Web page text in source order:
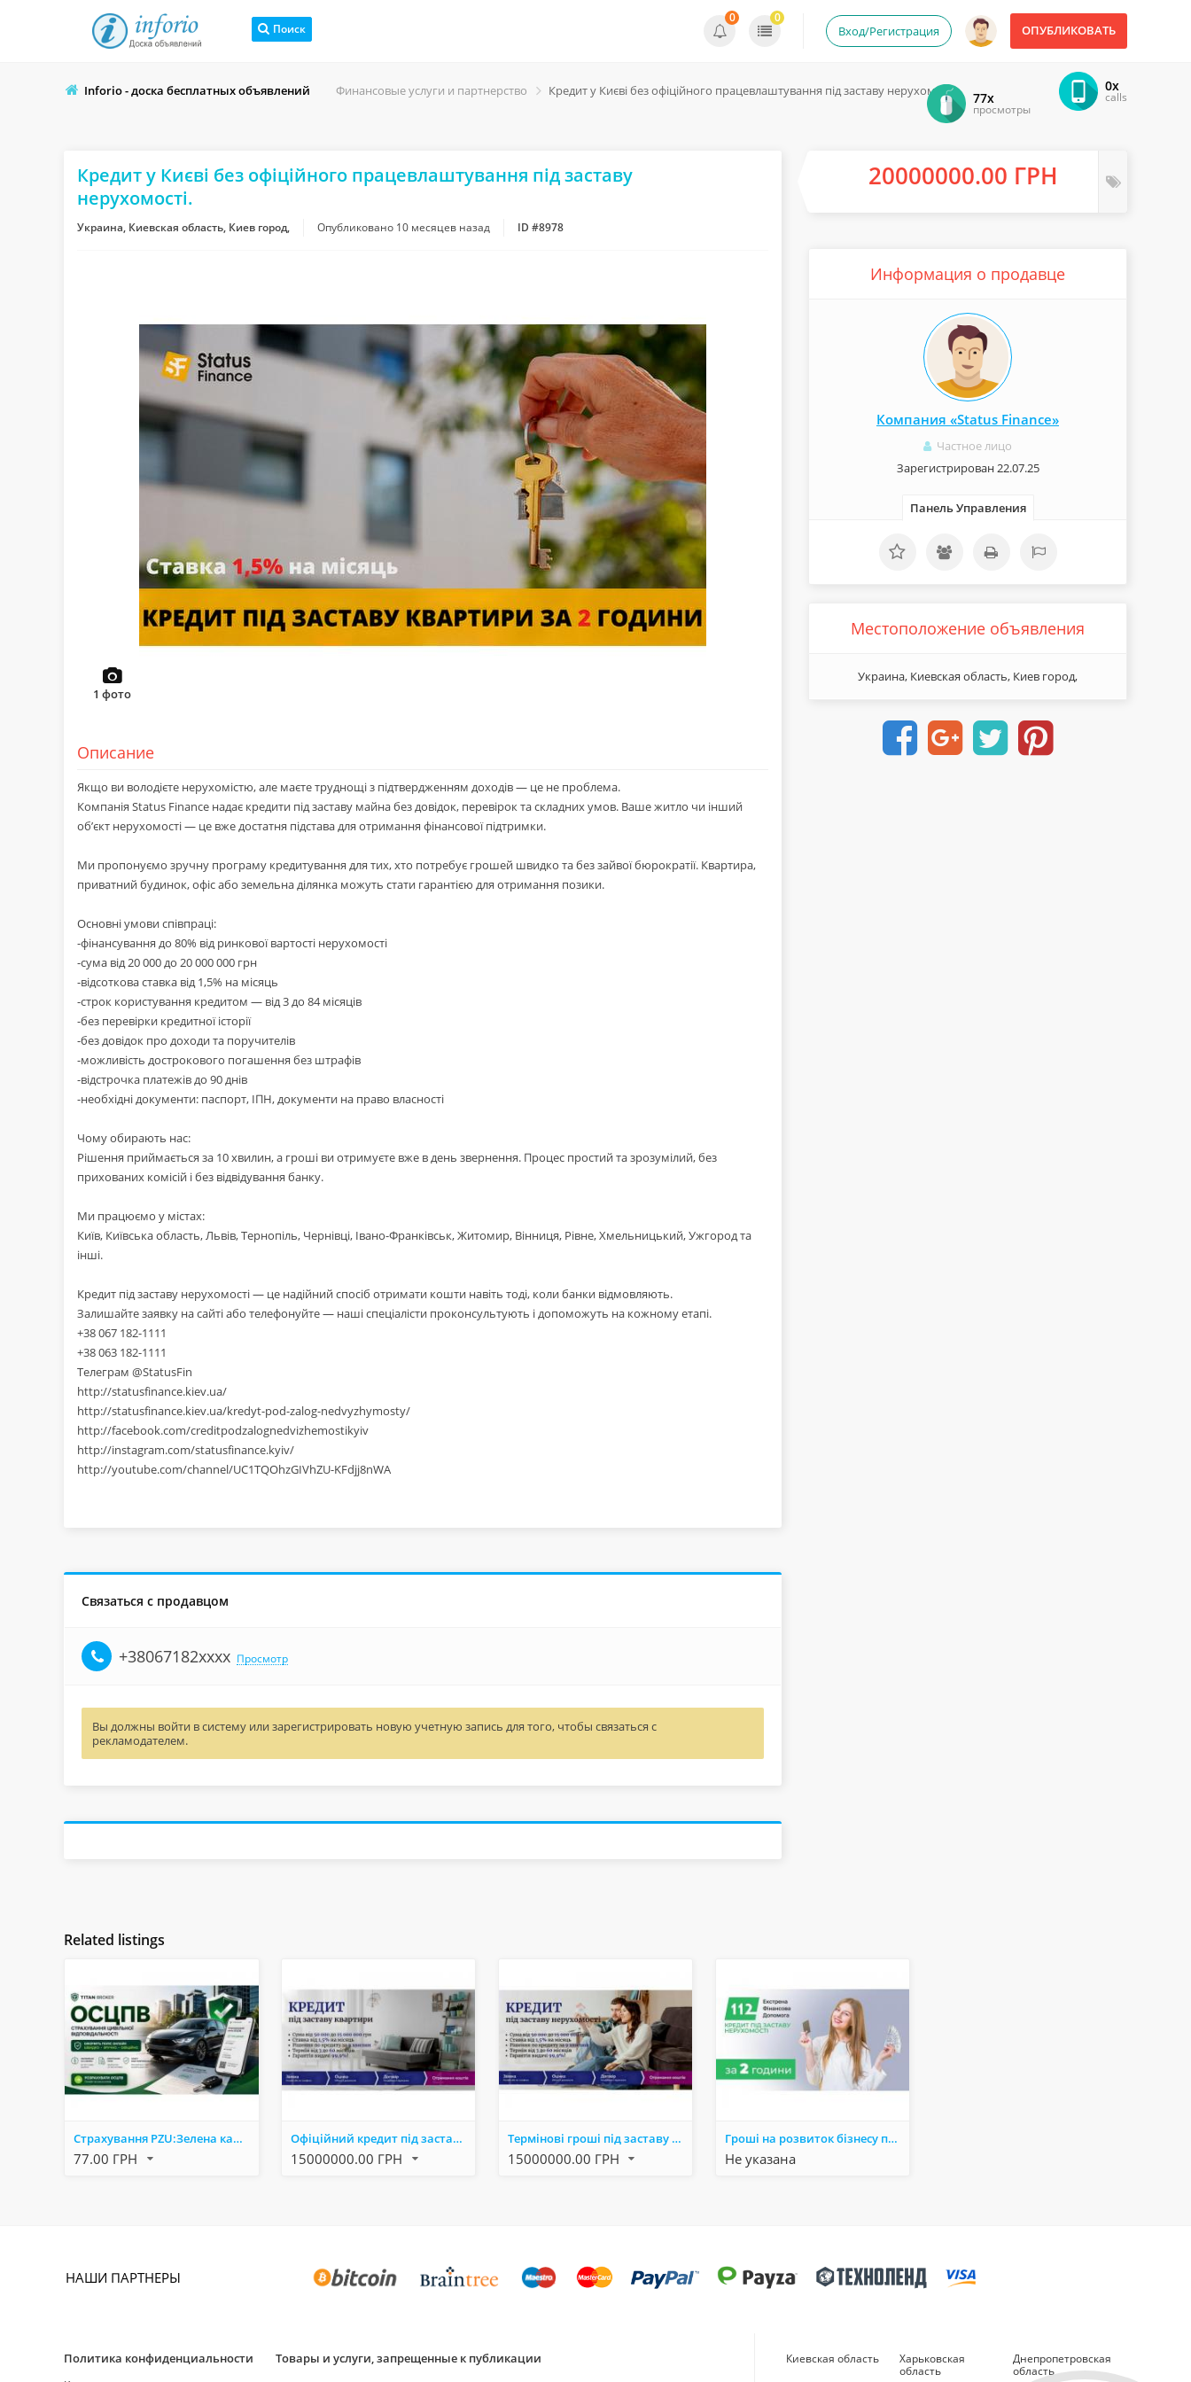
Поиск ОПУБЛИКОВАТЬ
Вход/Регистрация
0 0
Inforio - доска бесплатных объявлений Финансовые услуги и партнерство Кредит у Києві без офіційного працевлаштування під заставу нерухомості. 0x
calls
77x
просмотры
Кредит у Києві без офіційного працевлаштування під заставу
нерухомості.
Украина, Киевская область, Киев город, Опубликовано 10 месяцев назад ID #8978
1 фото
Описание
Якщо ви володієте нерухомістю, але маєте труднощі з підтвердженням доходів — це не проблема.
Компанія Status Finance надає кредити під заставу майна без довідок, перевірок та складних умов. Ваше житло чи інший
об’єкт нерухомості — це вже достатня підстава для отримання фінансової підтримки.
Ми пропонуємо зручну програму кредитування для тих, хто потребує грошей швидко та без зайвої бюрократії. Квартира,
приватний будинок, офіс або земельна ділянка можуть стати гарантією для отримання позики.
Основні умови співпраці:
-фінансування до 80% від ринкової вартості нерухомості
-сума від 20 000 до 20 000 000 грн
-відсоткова ставка від 1,5% на місяць
-строк користування кредитом — від 3 до 84 місяців
-без перевірки кредитної історії
-без довідок про доходи та поручителів
-можливість дострокового погашення без штрафів
-відстрочка платежів до 90 днів
-необхідні документи: паспорт, ІПН, документи на право власності
Чому обирають нас:
Рішення приймається за 10 хвилин, а гроші ви отримуєте вже в день звернення. Процес простий та зрозумілий, без
прихованих комісій і без відвідування банку.
Ми працюємо у містах:
Київ, Київська область, Львів, Тернопіль, Чернівці, Івано-Франківськ, Житомир, Вінниця, Рівне, Хмельницький, Ужгород та
інші.
Кредит під заставу нерухомості — це надійний спосіб отримати кошти навіть тоді, коли банки відмовляють.
Залишайте заявку на сайті або телефонуйте — наші спеціалісти проконсультують і допоможуть на кожному етапі.
+38 067 182-1111
+38 063 182-1111
Телеграм @StatusFin
http://statusfinance.kiev.ua/
http://statusfinance.kiev.ua/kredyt-pod-zalog-nedvyzhymosty/
http://facebook.com/creditpodzalognedvizhemostikyiv
http://instagram.com/statusfinance.kyiv/
http://youtube.com/channel/UC1TQOhzGIVhZU-KFdjj8nWA
Связаться с продавцом
‎+38067182xxxx Просмотр
Вы должны войти в систему или зарегистрировать новую учетную запись для того, чтобы связаться с
рекламодателем.
20000000.00 ГРН
Информация о продавце
Компания «Status Finance»
Частное лицо
Зарегистрирован 22.07.25
Панель Управления
Местоположение объявления
Украина, Киевская область, Киев город,
Related listings
Страхування PZU:Зелена карта, автоцивілка, медичне
77.00 ГРН
Офіційний кредит під заставу нерухомості у Києві.
15000000.00 ГРН
Термінові гроші під заставу квартири, будинку чи землі Київ.
15000000.00 ГРН
Гроші на розвиток бізнесу під заставу нерухомості до 30 000 000
Не указана
НАШИ ПАРТНЕРЫ
Политика конфиденциальности Товары и услуги, запрещенные к публикации Киевская область
Харьковская
область
Днепропетровская
область